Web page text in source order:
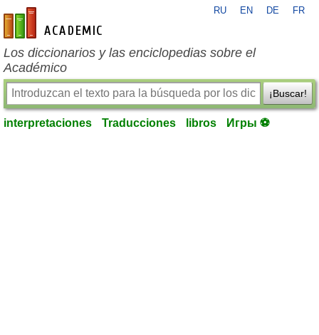
es-academic.com
RU EN DE FR
Los diccionarios y las enciclopedias sobre el
Académico
¡Buscar!
interpretaciones Traducciones libros Игры ⚽